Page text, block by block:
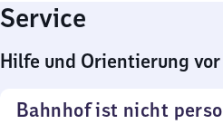
Service
Hilfe und Orientierung
Bahnhof ist nicht